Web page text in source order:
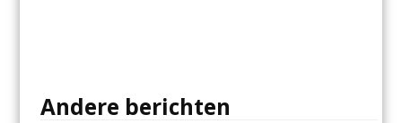
Andere berichten